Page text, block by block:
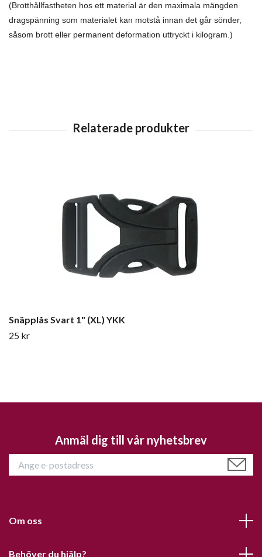
(Brotthållfastheten hos ett material är den maximala mängden
dragspänning som materialet kan motstå innan det går sönder,
såsom brott eller permanent deformation uttryckt i kilogram.)
Snäpplås Svart 1" (XL) YKK
25 kr
Anmäl dig till vår nyhetsbrev
Om oss
Behöver du hjälp?